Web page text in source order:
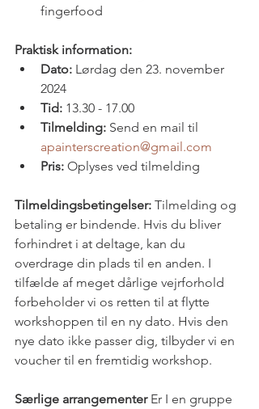
fingerfood
Praktisk information:
Dato: Lørdag den 23. november
2024
Tid: 13.30 - 17.00
Tilmelding: Send en mail til
apainterscreation@gmail.com
Pris: Oplyses ved tilmelding
Tilmeldingsbetingelser: Tilmelding og
betaling er bindende. Hvis du bliver
forhindret i at deltage, kan du
overdrage din plads til en anden. I
tilfælde af meget dårlige vejrforhold
forbeholder vi os retten til at flytte
workshoppen til en ny dato. Hvis den
nye dato ikke passer dig, tilbyder vi en
voucher til en fremtidig workshop.
Særlige arrangementer Er I en gruppe